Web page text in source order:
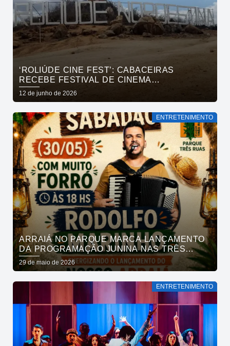
‘ROLIÚDE CINE FEST’: CABACEIRAS
RECEBE FESTIVAL DE CINEMA
INTERNACIONAL EM JULHO
12 de junho de 2026
ENTRETENIMENTO
ARRAIÁ NO PARQUE MARCA LANÇAMENTO
DA PROGRAMAÇÃO JUNINA NAS TRÊS
RUAS, NESSE FIM DE SEMANA
29 de maio de 2026
ENTRETENIMENTO